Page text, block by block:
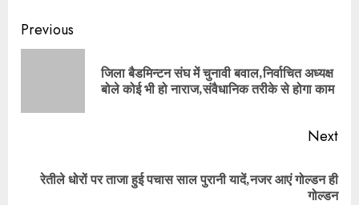
Continue
Reading
Previous
जिला बैडमिन्टन संघ में चुनावी बवाल,निर्वाचित अध्यक्ष
बोले कोई भी हो नाराज,संवैधानिक तरीके से होगा काम
Next
Next
रेतीले धोरों पर ताजा हुई पचास साल पुरानी यादें,नजर आएं गोल्डन ही
गोल्डन